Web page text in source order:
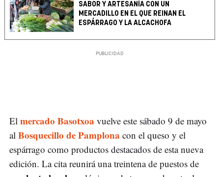
SABOR Y ARTESANÍA CON UN
MERCADILLO EN EL QUE REINAN EL
ESPÁRRAGO Y LA ALCACHOFA
El mercado Basotxoa vuelve este sábado 9 de mayo
al Bosquecillo de Pamplona con el queso y el
espárrago como productos destacados de esta nueva
edición. La cita reunirá una treintena de puestos de